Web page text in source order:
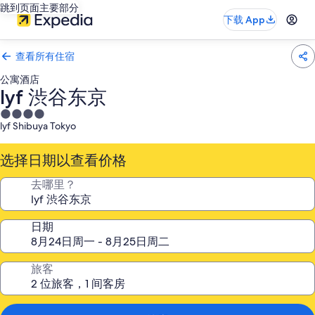
跳到页面主要部分
下载 App
查看所有住宿
公寓酒店
lyf 渋谷东京
4.0
星
住
宿
lyf Shibuya Tokyo
选择日期以查看价格
去哪里？
日期
旅客